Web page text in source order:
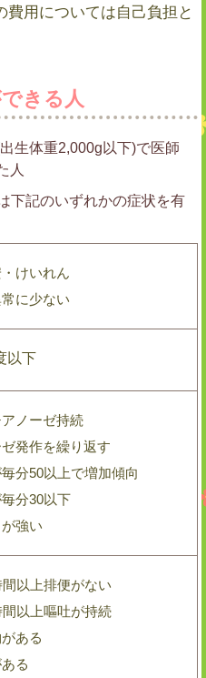
用については自己負担と
きる人
生体重2,000g以下)で医師
人
下記のいずれかの症状を有
けいれん
に少ない
以下
ノーゼ持続
発作を繰り返す
分50以上で増加傾向
分30以下
強い
以上排便がない
以上嘔吐が持続
ある
る